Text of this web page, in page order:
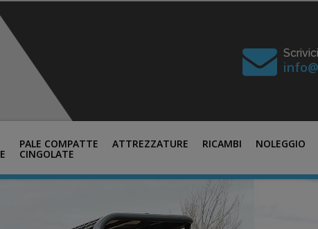
Scrivici
PALE COMPATTE
CINGOLATE
ATTREZZATURE RICAMBI NOLEGGIO